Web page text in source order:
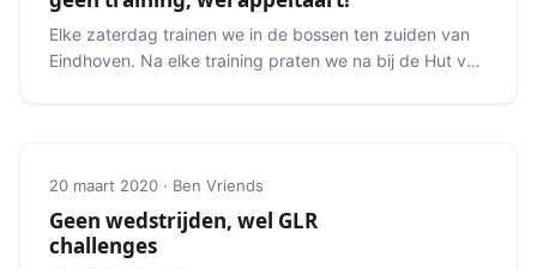
Elke zaterdag trainen we in de bossen ten zuiden van
Eindhoven. Na elke training praten we na bij de Hut van
20 maart 2020 · Ben Vriends
Geen wedstrijden, wel GLR
challenges